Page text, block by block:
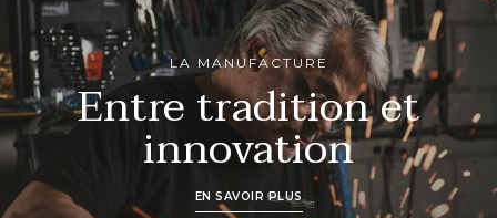
LA MANUFACTURE
Entre tradition et
innovation
EN SAVOIR PLUS